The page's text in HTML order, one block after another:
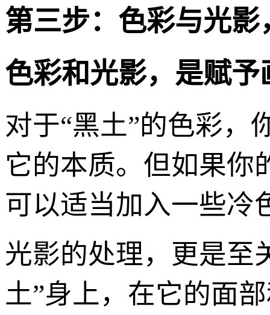
第三步：色彩与光影
色彩和光影，是赋
对于“黑土”的色彩，
它的本质。但如果你
可以适当加入一些冷
光影的处理，更是至
土”身上，在它的面